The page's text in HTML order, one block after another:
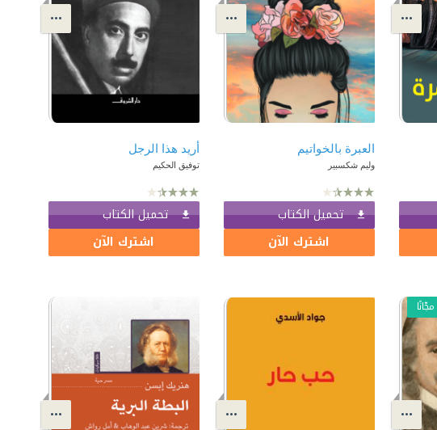
العبرة بالخواتيم
وليم شكسبير
تحميل الكتاب
اشترك الآن
أريد هذا الرجل
توفيق الحكيم
تحميل الكتاب
اشترك الآن
مجّانًا